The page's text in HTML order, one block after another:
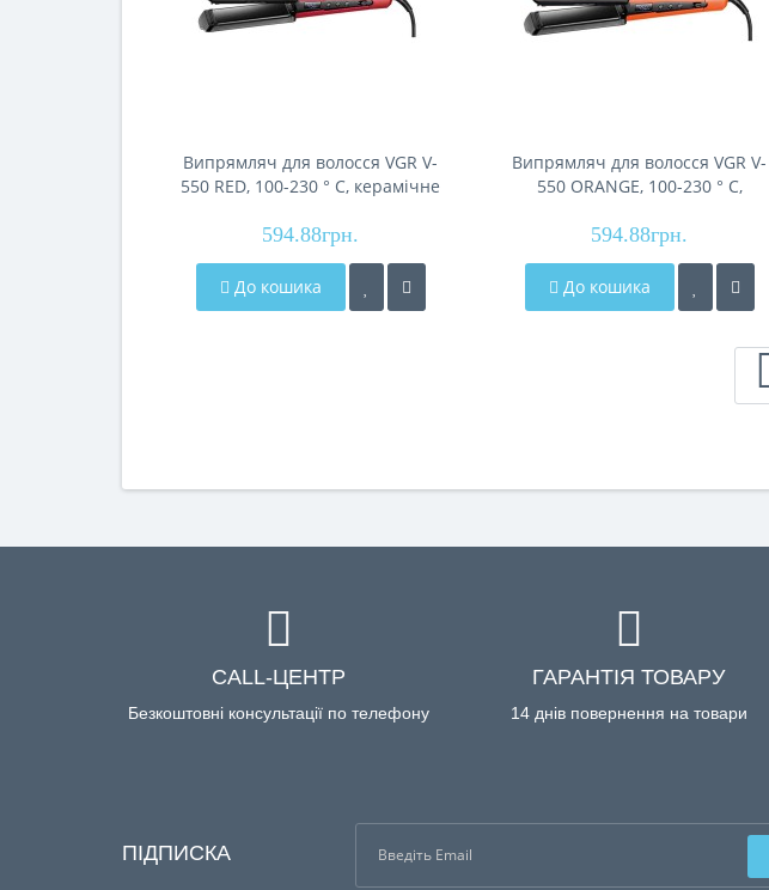
Випрямляч для волосся VGR V-
550 RED, 100-230 ° C, керамічне
594.88грн.
До кошика
Випрямляч для волосся VGR V-
550 ORANGE, 100-230 ° C,
display
594.88грн.
До кошика
CALL-ЦЕНТР
Безкоштовні консультації по телефону
ГАРАНТІЯ ТОВАРУ
14 днів повернення на товари
ПІДПИСКА